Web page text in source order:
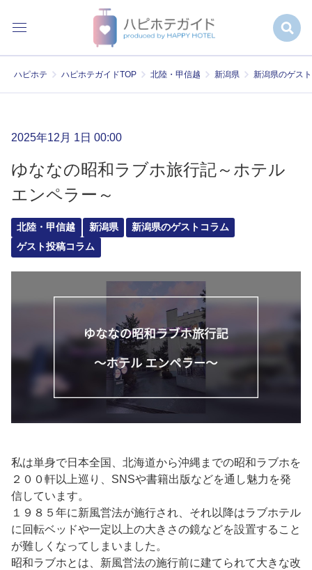
ハピホテ ハピホテガイドTOP 北陸・甲信越 新潟県 新潟県のゲス
2025年12月 1日 00:00
ゆななの昭和ラブホ旅行記～ホテル
エンペラー～
北陸・甲信越 新潟県
新潟県のゲストコラム
ゲスト投稿コラム
私は単身で日本全国、北海道から沖縄までの昭和ラブホを
２００軒以上巡り、SNSや書籍出版などを通し魅力を発
信しています。
１９８５年に新風営法が施行され、それ以降はラブホテル
に回転ベッドや一定以上の大きさの鏡などを設置すること
が難しくなってしまいました。
昭和ラブホとは、新風営法の施行前に建てられて大きな改